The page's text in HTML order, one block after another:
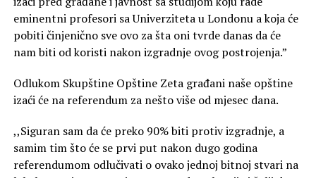
eminentni profesori sa Univerziteta u Londonu a koja će
pobiti činjenično sve ovo za šta oni tvrde danas da će
nam biti od koristi nakon izgradnje ovog postrojenja.”
Odlukom Skupštine Opštine Zeta građani naše opštine
izaći će na referendum za nešto više od mjesec dana.
,,Siguran sam da će preko 90% biti protiv izgradnje, a
samim tim što će se prvi put nakon dugo godina
referendumom odlučivati o ovako jednoj bitnoj stvari na